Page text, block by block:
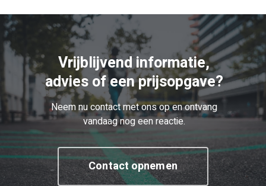
Vrijblijvend informatie,
advies of een prijsopgave?
Neem nu contact met ons op en ontvang
vandaag nog een reactie.
Contact opnemen